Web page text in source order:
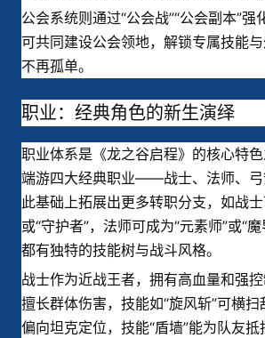
公会系统则通过“公会战”“公会副本”强
可共同建设公会领地，解锁专属技能
不再孤单。
职业：经典角色的新生演绎
职业体系是《龙之谷启程》的核心特
端游四大经典职业——战士、法师、弓
此基础上拓展出更多转职分支，如战
或“守护者”，法师可成为“元素师”或“
都有独特的技能树与战斗风格。
战士作为近战王者，拥有高血量和强
擅长群体伤害，技能如“旋风斩”可横扫
偏向坦克定位，技能“盾墙”能为队友